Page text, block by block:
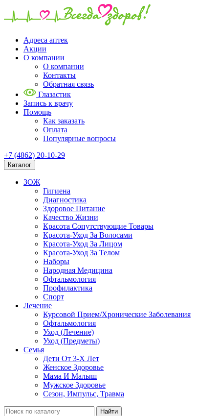
Адреса аптек
Акции
О компании
О компании
Контакты
Обратная связь
Глазастик
Запись к врачу
Помощь
Как заказать
Оплата
Популярные вопросы
+7 (4862) 20-10-29
Каталог
ЗОЖ
Гигиена
Диагностика
Здоровое Питание
Качество Жизни
Красота Сопутствующие Товары
Красота-Уход За Волосами
Красота-Уход За Лицом
Красота-Уход За Телом
Наборы
Народная Медицина
Офтальмология
Профилактика
Спорт
Лечение
Курсовой Прием/Хронические Заболевания
Офтальмология
Уход (Лечение)
Уход (Предметы)
Семья
Дети От 3-Х Лет
Женское Здоровье
Мама И Малыш
Мужское Здоровье
Сезон, Импульс, Травма
Найти